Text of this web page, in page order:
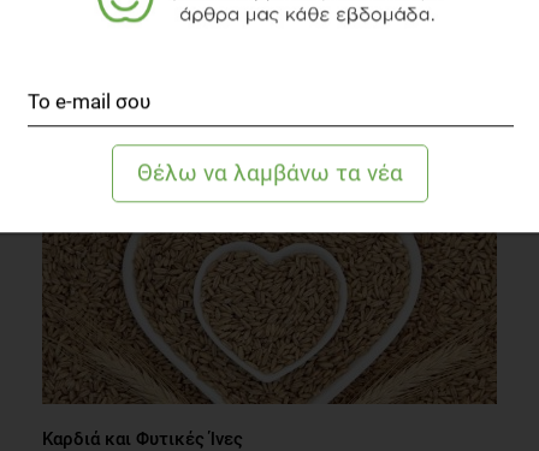
1 λεπτό να διαβαστεί
Καρδιά και Φυτικές Ίνες